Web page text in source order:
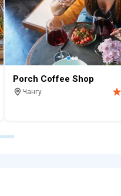
Porch Coffee Shop
Чангу